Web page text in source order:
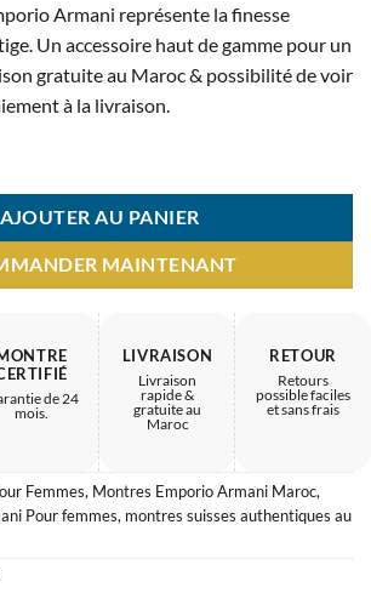
:
MAD.
actuel
est :
1.390 MAD.
Armani représente la finesse
Un accessoire haut de gamme pour un
gratuite au Maroc & possibilité de voir
à la livraison.
AJOUTER AU PANIER
MAINTENANT
de 24
mois.
LIVRAISON
Livraison
rapide &
gratuite au
Maroc
RETOUR
Retours
possible faciles
et sans frais
Femmes, Montres Emporio Armani Maroc,
Pour femmes, montres suisses authentiques au